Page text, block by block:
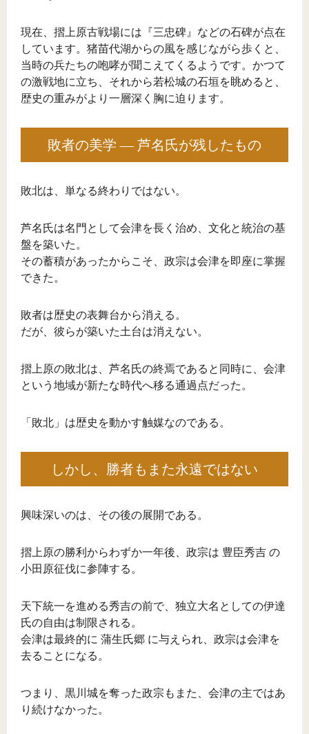
現在、摺上原古戦場には『三忠碑』などの石碑が点在
しています。猪苗代湖からの風を感じながら歩くと、
当時の兵たちの咆哮が聞こえてくるようです。かつて
の激戦地に立ち、それから若松城の石垣を眺めると、
歴史の重みがより一層深く胸に迫ります。
敗者の美学 ― 芦名氏が残したもの
敗北は、単なる終わりではない。
芦名氏は名門として会津を長く治め、文化と統治の基
盤を築いた。
その蓄積があったからこそ、政宗は会津を即座に掌握
できた。
敗者は歴史の表舞台から消える。
だが、彼らが築いた土台は消えない。
摺上原の敗北は、芦名氏の終焉であると同時に、会津
という地域が新たな時代へ移る通過点だった。
「敗北」は歴史を動かす触媒なのである。
しかし、勝者もまた永遠ではない
興味深いのは、その後の展開である。
摺上原の勝利からわずか一年後、政宗は 豊臣秀吉 の
小田原征伐に参陣する。
天下統一を進める秀吉の前で、独立大名としての伊達
氏の自由は制限される。
会津は最終的に 蒲生氏郷 に与えられ、政宗は会津を
去ることになる。
つまり、黒川城を奪った政宗もまた、会津の主ではあ
り続けなかった。